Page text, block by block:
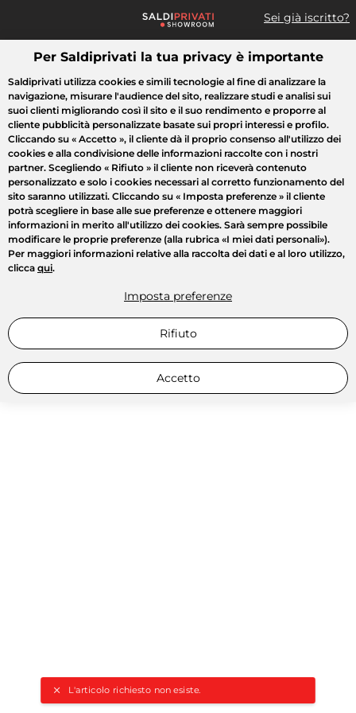
Sei già iscritto?
Cosa cerchi?
L'articolo richiesto non esiste.
Tutte le vendite Moda Casa Bellezza Elettrodomestici
Per Saldiprivati la tua privacy è importante
Saldiprivati utilizza cookies e simili tecnologie al fine di analizzare la
navigazione, misurare l'audience del sito, realizzare studi e analisi sui
suoi clienti migliorando così il sito e il suo rendimento e proporre al
cliente pubblicità personalizzate basate sui propri interessi e profilo.
Cliccando su « Accetto », il cliente dà il proprio consenso all'utilizzo dei
cookies e alla condivisione delle informazioni raccolte con i nostri
partner. Scegliendo « Rifiuto » il cliente non riceverà contenuto
personalizzato e solo i cookies necessari al corretto funzionamento del
sito saranno utilizzati. Cliccando su « Imposta preferenze » il cliente
potrà scegliere in base alle sue preferenze e ottenere maggiori
informazioni in merito all'utilizzo dei cookies. Sarà sempre possibile
modificare le proprie preferenze (alla rubrica «I miei dati personali»).
Per maggiori informazioni relative alla raccolta dei dati e al loro utilizzo,
clicca qui.
Imposta preferenze
Rifiuto
Accetto